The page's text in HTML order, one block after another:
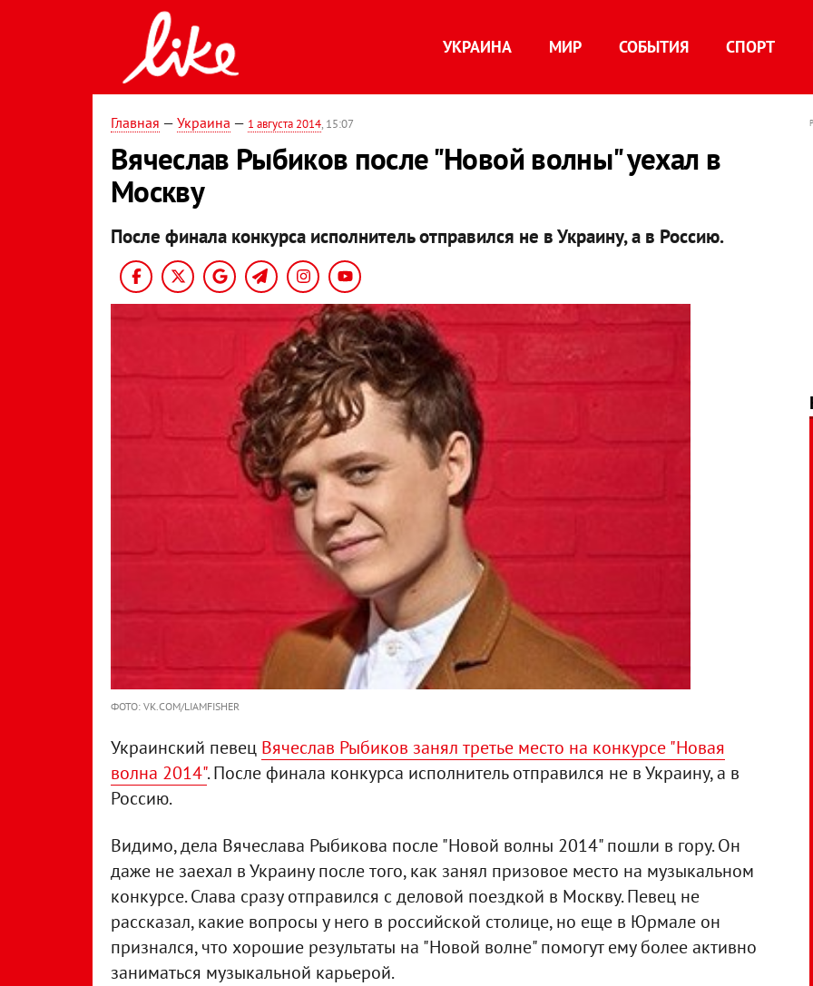
УКРАИНА МИР СОБЫТИЯ СПОРТ
Главная — Украина — 1 августа 2014, 15:07
Вячеслав Рыбиков после "Новой волны" уехал в
Москву
После финала конкурса исполнитель отправился не в Украину, а в Россию.
ФОТО: VK.COM/LIAMFISHER
Украинский певец Вячеслав Рыбиков занял третье место на конкурсе "Новая
волна 2014". После финала конкурса исполнитель отправился не в Украину, а в
Россию.
Видимо, дела Вячеслава Рыбикова после "Новой волны 2014" пошли в гору. Он
даже не заехал в Украину после того, как занял призовое место на музыкальном
конкурсе. Слава сразу отправился с деловой поездкой в Москву. Певец не
рассказал, какие вопросы у него в российской столице, но еще в Юрмале он
признался, что хорошие результаты на "Новой волне" помогут ему более активно
заниматься музыкальной карьерой.